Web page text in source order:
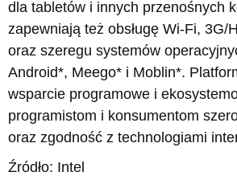
dla tabletów i innych przenośnych
zapewniają też obsługę Wi-Fi, 3G/
oraz szeregu systemów
Android*, Meego* i Moblin*.
wsparcie programowe i
programistom i konsumentom
oraz zgodność z technologiami
Źródło: Intel